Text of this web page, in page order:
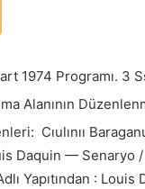
1974 Programı. 3
Alanının
Cıulınıı
Daquin — Senaryo
Yapıtından : Louis